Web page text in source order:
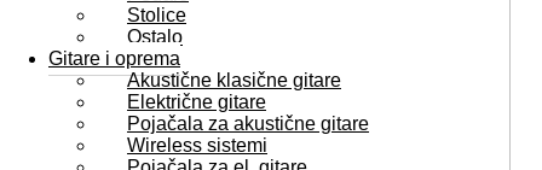
Stolice
Ostalo
Gitare i oprema
Akustične klasične gitare
Električne gitare
Pojačala za akustične gitare
Wireless sistemi